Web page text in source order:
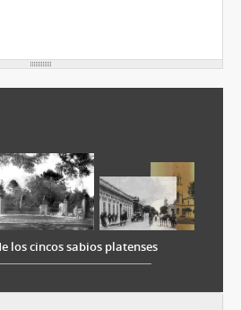
los cincos sabios platenses